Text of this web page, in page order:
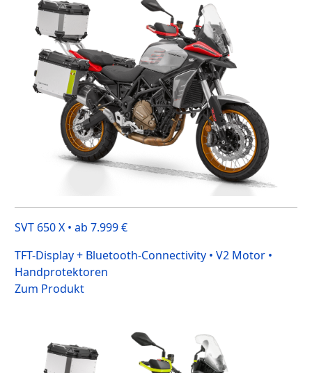
SVT 650 X • ab 7.999 €
TFT-Display + Bluetooth-Connectivity • V2 Motor •
Handprotektoren
Zum Produkt